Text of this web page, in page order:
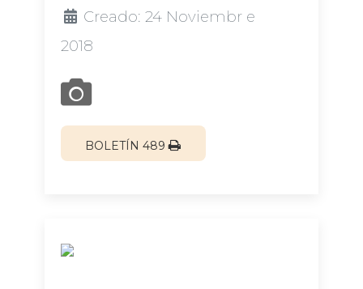
Creado: 24 Noviembr e
2018
BOLETÍN 489